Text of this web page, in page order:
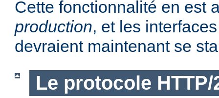
Cette fonctionnalité en est
production, et les
devraient maintenant se
Le protocole HTTP/